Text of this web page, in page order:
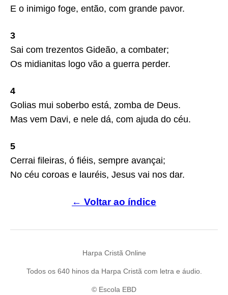
E o inimigo foge, então, com grande pavor.
3
Sai com trezentos Gideão, a combater;
Os midianitas logo vão a guerra perder.
4
Golias mui soberbo está, zomba de Deus.
Mas vem Davi, e nele dá, com ajuda do céu.
5
Cerrai fileiras, ó fiéis, sempre avançai;
No céu coroas e lauréis, Jesus vai nos dar.
← Voltar ao índice
Harpa Cristã Online
Todos os 640 hinos da Harpa Cristã com letra e áudio.
© Escola EBD